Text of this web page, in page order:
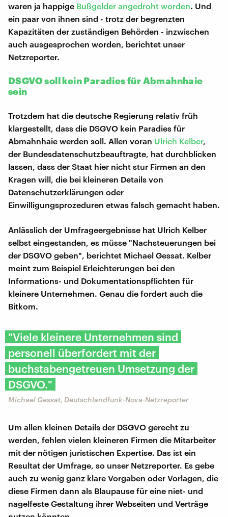
waren ja happige Bußgelder angedroht worden. Und
ein paar von ihnen sind - trotz der begrenzten
Kapazitäten der zuständigen Behörden - inzwischen
auch ausgesprochen worden, berichtet unser
Netzreporter.
DSGVO soll kein Paradies für Abmahnhaie
sein
Trotzdem hat die deutsche Regierung relativ früh
klargestellt, dass die DSGVO kein Paradies für
Abmahnhaie werden soll. Allen voran Ulrich Kelber,
der Bundesdatenschutzbeauftragte, hat durchblicken
lassen, dass der Staat hier nicht stur Firmen an den
Kragen will, die bei kleineren Details von
Datenschutzerklärungen oder
Einwilligungsprozeduren etwas falsch gemacht haben.
Anlässlich der Umfrageergebnisse hat Ulrich Kelber
selbst eingestanden, es müsse "Nachsteuerungen bei
der DSGVO geben", berichtet Michael Gessat. Kelber
meint zum Beispiel Erleichterungen bei den
Informations- und Dokumentationspflichten für
kleinere Unternehmen. Genau die fordert auch die
Bitkom.
"Viele kleinere Unternehmen sind
personell überfordert mit der
buchstabengetreuen Umsetzung der
DSGVO."
Michael Gessat, Deutschlandfunk-Nova-Netzreporter
Um allen kleinen Details der DSGVO gerecht zu
werden, fehlen vielen kleineren Firmen die Mitarbeiter
mit der nötigen juristischen Expertise. Das ist ein
Resultat der Umfrage, so unser Netzreporter. Es gebe
auch zu wenig ganz klare Vorgaben oder Vorlagen, die
diese Firmen dann als Blaupause für eine niet- und
nagelfeste Gestaltung ihrer Webseiten und Verträge